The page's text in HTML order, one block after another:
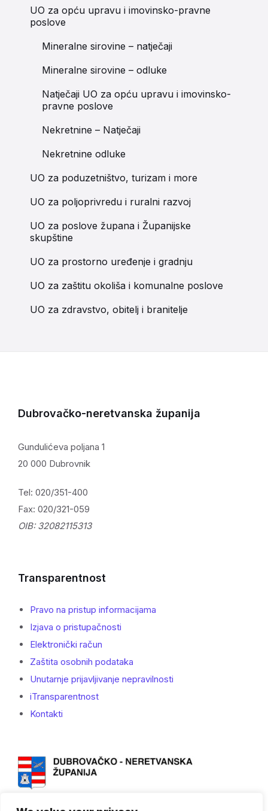
UO za opću upravu i imovinsko-pravne
poslove
Mineralne sirovine – natječaji
Mineralne sirovine – odluke
Natječaji UO za opću upravu i imovinsko-
pravne poslove
Nekretnine – Natječaji
Nekretnine odluke
UO za poduzetništvo, turizam i more
UO za poljoprivredu i ruralni razvoj
UO za poslove župana i Županijske
skupštine
UO za prostorno uređenje i gradnju
UO za zaštitu okoliša i komunalne poslove
UO za zdravstvo, obitelj i branitelje
Dubrovačko-neretvanska županija
Gundulićeva poljana 1
20 000 Dubrovnik
Tel: 020/351-400
Fax: 020/321-059
OIB: 32082115313
Transparentnost
Pravo na pristup informacijama
Izjava o pristupačnosti
Elektronički račun
Zaštita osobnih podataka
Unutarnje prijavljivanje nepravilnosti
iTransparentnost
Kontakti